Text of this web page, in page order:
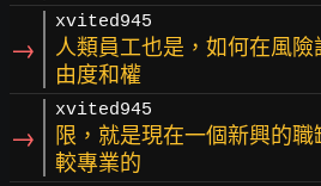
→
xvited945
人類員工也是，如何在風
由度和權
→
xvited945
限，就是現在一個新興的
較專業的